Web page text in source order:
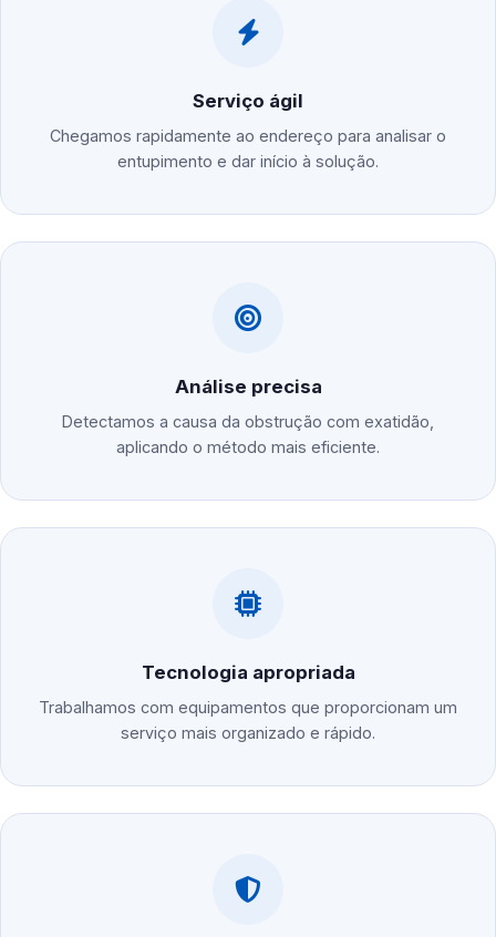
Serviço ágil
Chegamos rapidamente ao endereço para analisar o
entupimento e dar início à solução.
Análise precisa
Detectamos a causa da obstrução com exatidão,
aplicando o método mais eficiente.
Tecnologia apropriada
Trabalhamos com equipamentos que proporcionam um
serviço mais organizado e rápido.